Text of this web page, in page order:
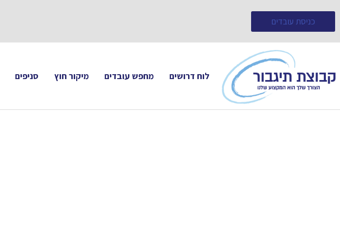
כניסת עובדים
לוח דרושים מחפש עובדים מיקור חוץ סניפים